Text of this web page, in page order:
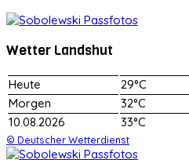
Wetter Landshut
Heute
29°C
Morgen
32°C
10.08.2026
33°C
© Deutscher Wetterdienst